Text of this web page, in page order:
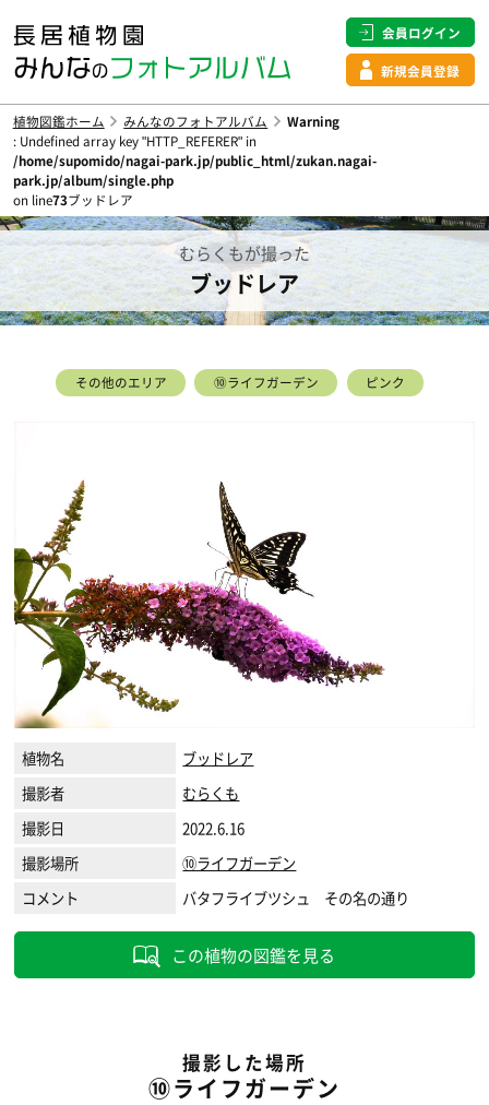
会員ログイン
新規会員登録
植物図鑑ホーム みんなのフォトアルバム
Warning
: Undefined array key "HTTP_REFERER" in
/home/supomido/nagai-park.jp/public_html/zukan.nagai-
park.jp/album/single.php
on line73ブッドレア
むらくもが撮った
ブッドレア
その他のエリア ⑩ライフガーデン ピンク
植物名
ブッドレア
撮影者
むらくも
撮影日
2022.6.16
撮影場所
⑩ライフガーデン
コメント
バタフライブツシュ その名の通り
この植物の図鑑を見る
撮影した場所
⑩ライフガーデン